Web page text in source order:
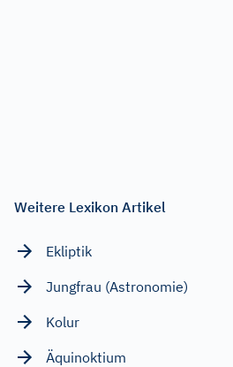
Weitere Lexikon Artikel
Ekliptik
Jungfrau (Astronomie)
Kolur
Äquinoktium